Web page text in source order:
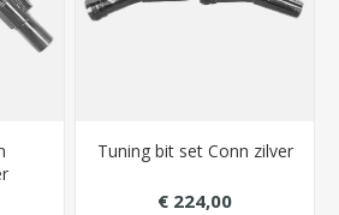
Tuning bit set Conn zilver
€ 224,00